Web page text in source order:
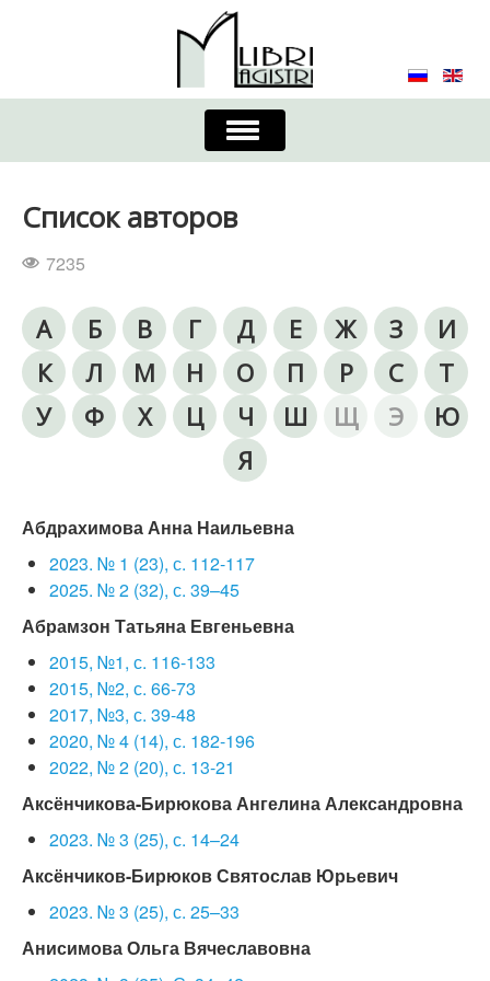
Включить/
выключить
навигацию
Издательская этика
Учредители
Список авторов
Устав
Список авторов
7235
А Б В Г Д Е Ж З
И
К
Л М Н О П Р С
Т
У
Ф Х Ц Ч Ш Щ Э
Ю
Я
Абдрахимова Анна Наильевна
2023. № 1 (23), с. 112-117
2025. № 2 (32), с. 39–45
Абрамзон Татьяна Евгеньевна
2015, №1, с. 116-133
2015, №2, с. 66-73
2017, №3, с. 39-48
2020, № 4 (14), с. 182-196
2022, № 2 (20), с. 13-21
Аксёнчикова-Бирюкова Ангелина Александровна
2023. № 3 (25), с. 14–24
Аксёнчиков-Бирюков Святослав Юрьевич
2023. № 3 (25), с. 25–33
Анисимова Ольга Вячеславовна